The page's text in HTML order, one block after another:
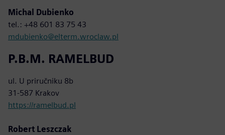
Michal Dubienko
tel.: +48 601 83 75 43
mdubienko@elterm.wroclaw.pl
P.B.M. RAMELBUD
ul. U priručniku 8b
31-587 Krakov
https://ramelbud.pl
Robert Leszczak